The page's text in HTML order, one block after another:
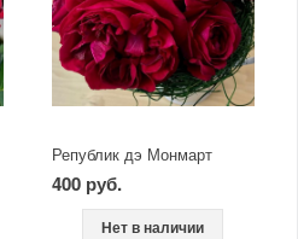
Републик дэ Монмарт
400 руб.
Нет в наличии